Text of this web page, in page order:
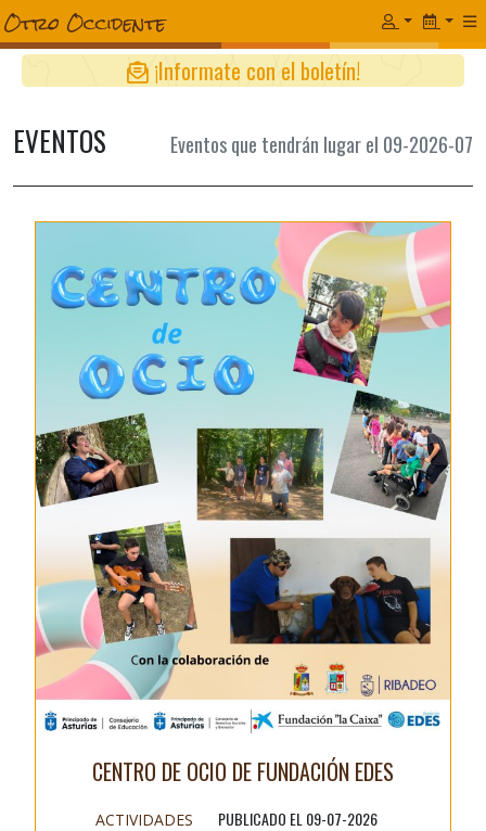
¡Informate con el boletín!
EVENTOS Eventos que tendrán lugar el 09-2026-07
CENTRO DE OCIO DE FUNDACIÓN EDES
ACTIVIDADES PUBLICADO EL 09-07-2026